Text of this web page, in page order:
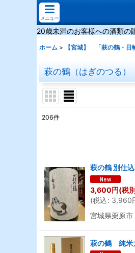
メニュー
20歳未満のお客様への酒類の
ホーム > 【宮城】 「萩の鶴・日
萩の鶴（はぎのつる）
206件
萩の鶴 別
3,600円(税
(税込: 3,960
宮城県栗原
萩の鶴 純